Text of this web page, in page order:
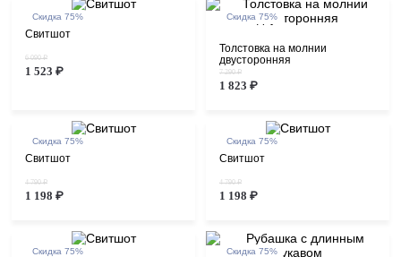
Скидка 75%
Свитшот
6 090 ₽
1 523 ₽
Скидка 75%
Толстовка на молнии
двусторонняя
7 290 ₽
1 823 ₽
Скидка 75%
Свитшот
4 790 ₽
1 198 ₽
Скидка 75%
Свитшот
4 790 ₽
1 198 ₽
Скидка 75% Скидка 75%